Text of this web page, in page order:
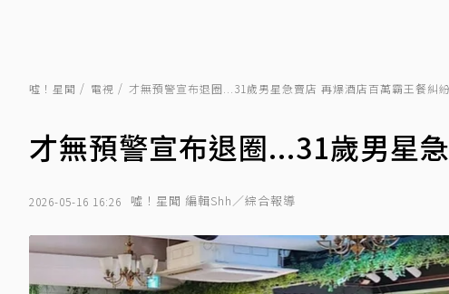
噓！星聞 電視 才無預警宣布退圈...31歲男星急賣店 再爆酒店百萬霸王餐糾紛
才無預警宣布退圈...31歲男星
2026-05-16 16:26 噓！星聞 編輯Shh／綜合報導